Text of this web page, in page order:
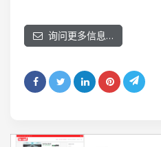
询问更多信息…